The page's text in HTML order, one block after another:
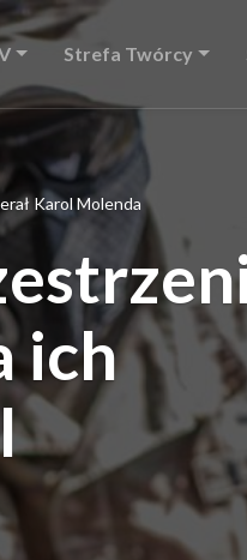
Strefa Twórcy
Karol Molenda
ich